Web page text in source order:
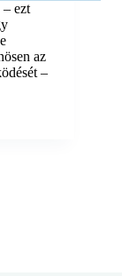
– ezt
az
–